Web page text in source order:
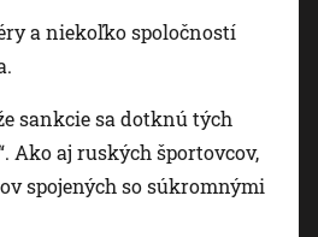
a niekoľko spoločností
sankcie sa dotknú tých
Ako aj ruských športovcov,
spojených so súkromnými